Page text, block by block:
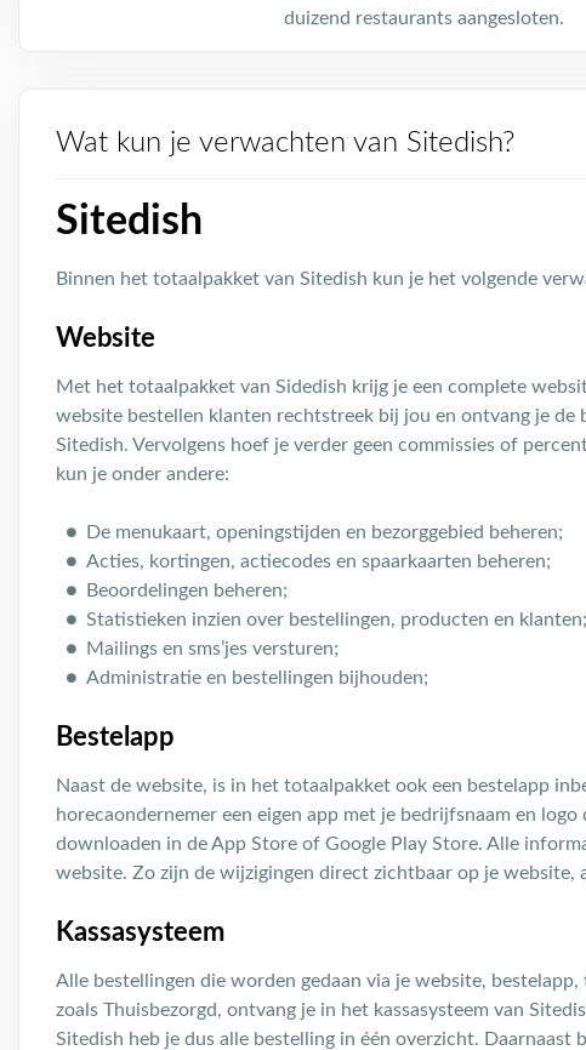
duizend restaurants aangesloten.
Wat kun je verwachten van Sitedish?
Sitedish
Binnen het totaalpakket van Sitedish kun je het volgende
Website
Met het totaalpakket van Sidedish krijg je een complete
website bestellen klanten rechtstreek bij jou en ontvang je de
Sitedish. Vervolgens hoef je verder geen commissies of
kun je onder andere:
De menukaart, openingstijden en bezorggebied beheren;
Acties, kortingen, actiecodes en spaarkaarten beheren;
Beoordelingen beheren;
Statistieken inzien over bestellingen, producten en klanten;
Mailings en sms’jes versturen;
Administratie en bestellingen bijhouden;
Bestelapp
Naast de website, is in het totaalpakket ook een bestelapp
horecaondernemer een eigen app met je bedrijfsnaam en
downloaden in de App Store of Google Play Store. Alle
website. Zo zijn de wijzigingen direct zichtbaar op je website,
Kassasysteem
Alle bestellingen die worden gedaan via je website,
zoals Thuisbezorgd, ontvang je in het kassasysteem van
Sitedish heb je dus alle bestelling in één overzicht. Daarnaast